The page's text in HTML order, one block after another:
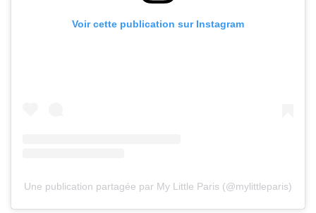
Voir cette publication sur Instagram
Une publication partagée par My Little Paris (@mylittleparis)